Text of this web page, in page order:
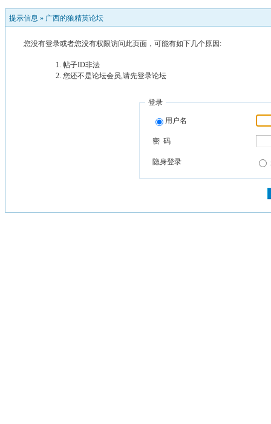
提示信息 » 广西的狼精英论坛
您没有登录或者您没有权限访问此页面，可能有如下几个原因:
帖子ID非法
您还不是论坛会员,请先登录论坛
登录
用户名
密 码
隐身登录